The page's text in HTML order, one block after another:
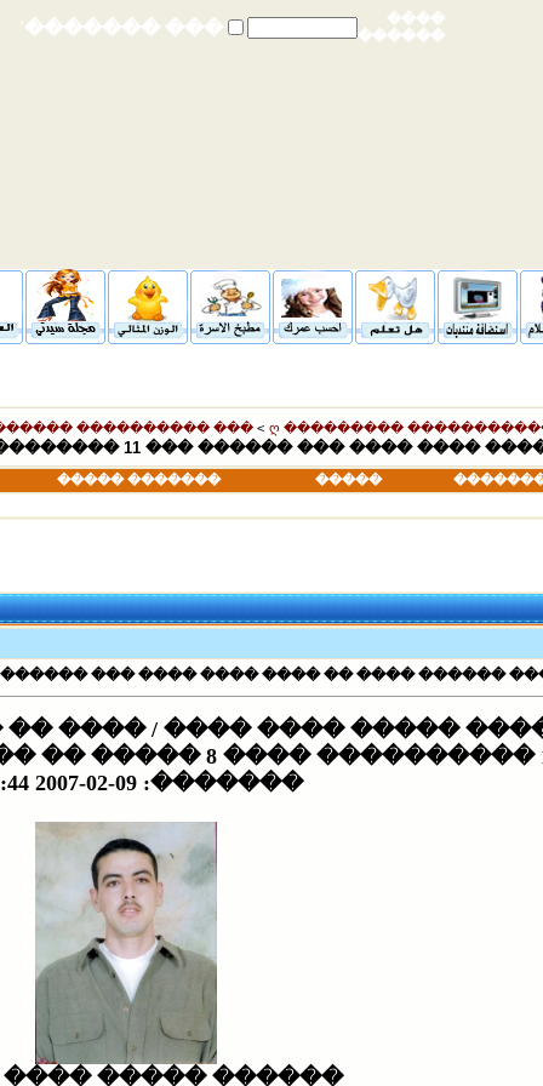
����
������
��� �������ʿ
ღ ���������
>
������ ��������
���� ����� ����� ������ ���� �� ����
�����
������� �����
����� ������ ���� �� ���� ���� ���� ��� ������ ��� 11
/ ���� �� ���� ���� ����
�������: 2007-02-09 12:14:44
����� ���� ����